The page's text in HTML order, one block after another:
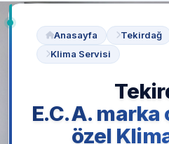
Anasayfa Tekirdağ
Klima Servisi
E.C.A.
özel